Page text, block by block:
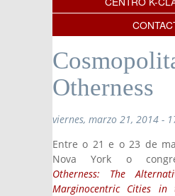
Otherness
viernes, marzo 21, 2014 -
Entre o 21 e o 23 de
Nova York o
Otherness: The
Marginocentric Cities